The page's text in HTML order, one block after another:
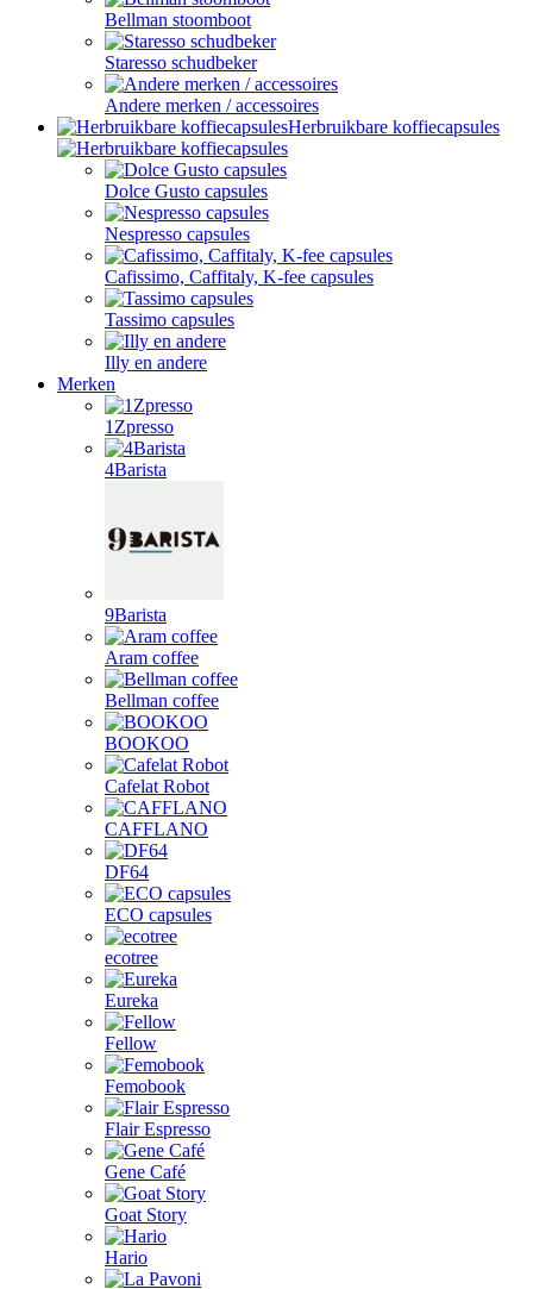
Bellman stoomboot
Staresso schudbeker
Andere merken / accessoires
Herbruikbare koffiecapsules
Dolce Gusto capsules
Nespresso capsules
Cafissimo, Caffitaly, K-fee capsules
Tassimo capsules
Illy en andere
Merken
1Zpresso
4Barista
9Barista
Aram coffee
Bellman coffee
BOOKOO
Cafelat Robot
CAFFLANO
DF64
ECO capsules
ecotree
Eureka
Fellow
Femobook
Flair Espresso
Gene Café
Goat Story
Hario